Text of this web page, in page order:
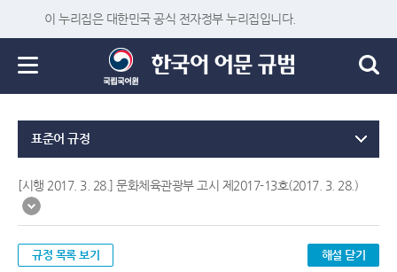
이 누리집은 대한민국 공식 전자정부 누리집입니다.
표준어 규정
[시행 2017. 3. 28.] 문화체육관광부 고시 제2017-13호(2017. 3. 28.)
규정 목록 보기 해설 닫기